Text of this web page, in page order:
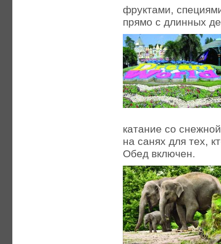
фруктами,
прямо с длинных
катание со
на санях для тех,
Обед включен.